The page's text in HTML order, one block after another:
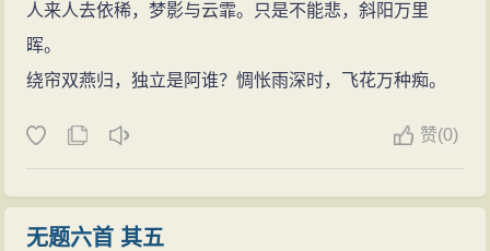
人来人去依稀，梦影与云霏。只是不能悲，斜阳万里
晖。
绕帘双燕归，独立是阿谁？惆怅雨深时，飞花万种痴。
赞(0)
无题六首 其五